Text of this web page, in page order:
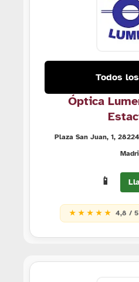
Todos
Óptica
Plaza San Juan, 1,
📱
★ ★ ★ ★ ★ 4,8 / 5